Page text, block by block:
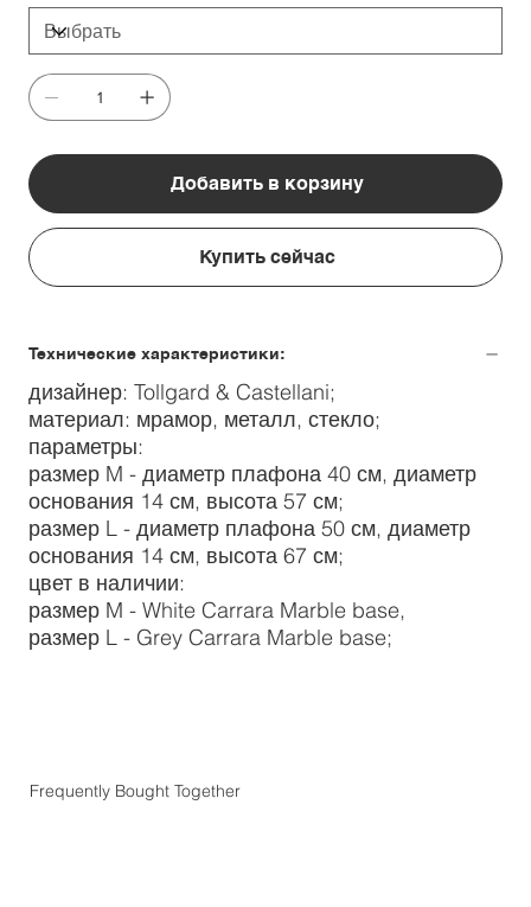
Добавить в корзину
Купить сейчас
Технические характеристики:
дизайнер: Tollgard & Castellani;
материал: мрамор, металл, стекло;
параметры:
размер M - диаметр плафона 40 см, диаметр
основания 14 см, высота 57 см;
размер L - диаметр плафона 50 см, диаметр
основания 14 см, высота 67 см;
цвет в наличии:
размер M - White Carrara Marble base,
размер L - Grey Carrara Marble base;
Frequently Bought Together